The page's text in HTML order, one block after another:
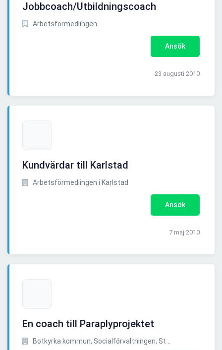
Jobbcoach/Utbildningscoach
Arbetsförmedlingen
Ansök
23 augusti 2010
Kundvärdar till Karlstad
Arbetsförmedlingen i Karlstad
Ansök
7 maj 2010
En coach till Paraplyprojektet
Botkyrka kommun, Socialförvaltningen, St ..